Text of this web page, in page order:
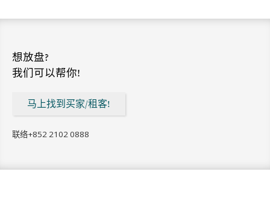
想放盘?
我们可以帮你!
马上找到买家/租客!
联络+852 2102 0888